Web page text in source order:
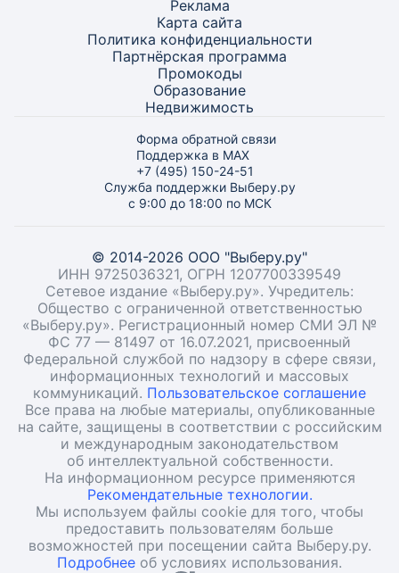
Реклама
Карта сайта
Политика конфиденциальности
Партнёрская программа
Промокоды
Образование
Недвижимость
Форма обратной связи
Поддержка в MAX
+7 (495) 150-24-51
Служба поддержки Выберу.ру
с 9:00 до 18:00 по МСК
© 2014-2026 ООО "Выберу.ру"
ИНН 9725036321, ОГРН 1207700339549
Сетевое издание «Выберу.ру». Учредитель:
Общество с ограниченной ответственностью
«Выберу.ру». Регистрационный номер СМИ ЭЛ №
ФС 77 — 81497 от 16.07.2021, присвоенный
Федеральной службой по надзору в сфере связи,
информационных технологий и массовых
коммуникаций. Пользовательское соглашение
Все права на любые материалы, опубликованные
на сайте, защищены в соответствии с российским
и международным законодательством
об интеллектуальной собственности.
На информационном ресурсе применяются
Рекомендательные технологии.
Мы используем файлы cookie для того, чтобы
предоставить пользователям больше
возможностей при посещении сайта Выберу.ру.
Подробнее об условиях использования.